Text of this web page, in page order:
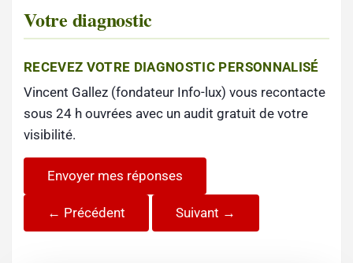
Votre diagnostic
RECEVEZ VOTRE DIAGNOSTIC PERSONNALISÉ
Vincent Gallez (fondateur Info-lux) vous recontacte
sous 24 h ouvrées avec un audit gratuit de votre
visibilité.
Envoyer mes réponses
← Précédent Suivant →